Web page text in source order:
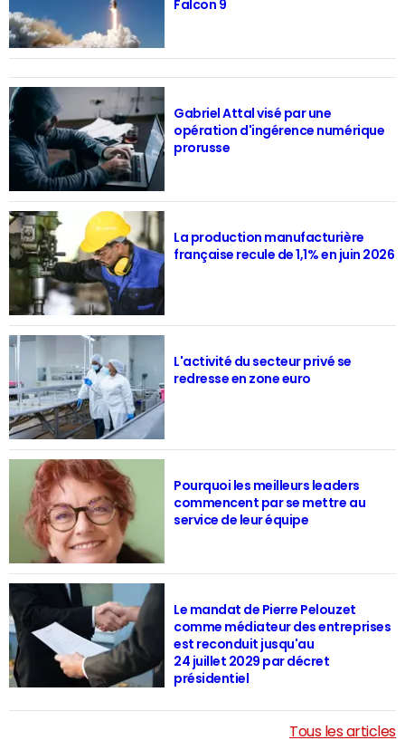
Falcon 9
Gabriel Attal visé par une
opération d'ingérence numérique
prorusse
La production manufacturière
française recule de 1,1% en juin 2026
L'activité du secteur privé se
redresse en zone euro
Pourquoi les meilleurs leaders
commencent par se mettre au
service de leur équipe
Le mandat de Pierre Pelouzet
comme médiateur des entreprises
est reconduit jusqu'au
24 juillet 2029 par décret
présidentiel
Tous les articles